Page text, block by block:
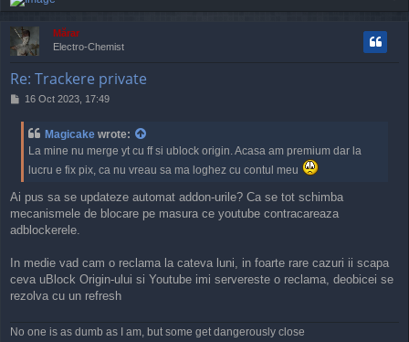
Mărar
Electro-Chemist
Re: Trackere private
P16 Oct 2023, 17:49
Magicake wrote:
La mine nu merge yt cu ff si ublock origin. Acasa am premium dar la
lucru e fix pix, ca nu vreau sa ma loghez cu contul meu
Ai pus sa se updateze automat addon-urile? Ca se tot schimba
mecanismele de blocare pe masura ce youtube contracareaza
adblockerele.
In medie vad cam o reclama la cateva luni, in foarte rare cazuri ii scapa
ceva uBlock Origin-ului si Youtube imi servereste o reclama, deobicei se
rezolva cu un refresh
No one is as dumb as I am, but some get dangerously close